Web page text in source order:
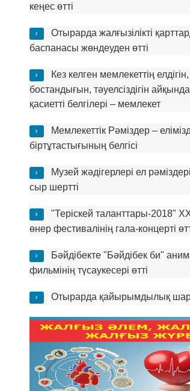
кеңес өтті
Отырарда жалғызілікті
баспанасы жөндеуден өтті
Кез келген мемлекеттің елдігін,
бостандығын, тәуелсіздігін
қасиетті белгілері – мемлекет
Мемлекеттік Рәміздер –
біртұтастығының белгісі
Музей жәдігерлері ел
сыр шертті
"Теріскей таланттары-2018"
өнер фестивалінің гала-концерті
Бәйдібекте "Бәйдібек би"
фильмінің түсаукесері өтті
Отырарда қайырымдылық